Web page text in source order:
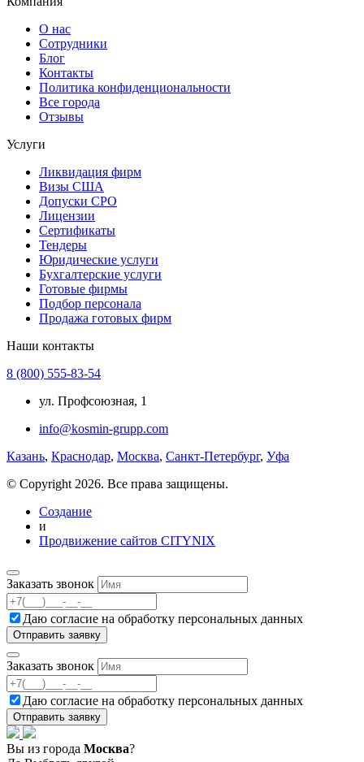
О нас
Сотрудники
Блог
Контакты
Политика конфиденциональности
Все города
Отзывы
Услуги
Ликвидация фирм
Визы США
Допуски СРО
Лицензии
Сертификаты
Тендеры
Юридические услуги
Бухгалтерские услуги
Готовые фирмы
Подбор персонала
Продажа готовых фирм
Наши контакты
8 (800) 555-83-54
ул. Профсоюзная, 1
info@kosmin-grupp.com
Казань, Краснодар, Москва, Санкт-Петербург, Уфа
© Copyright 2026. Все права защищены.
Создание
и
Продвижение сайтов CITYNIX
Заказать звонок
Даю согласие на обработку персональных данных
Заказать звонок
Даю согласие на обработку персональных данных
Вы из города Москва?